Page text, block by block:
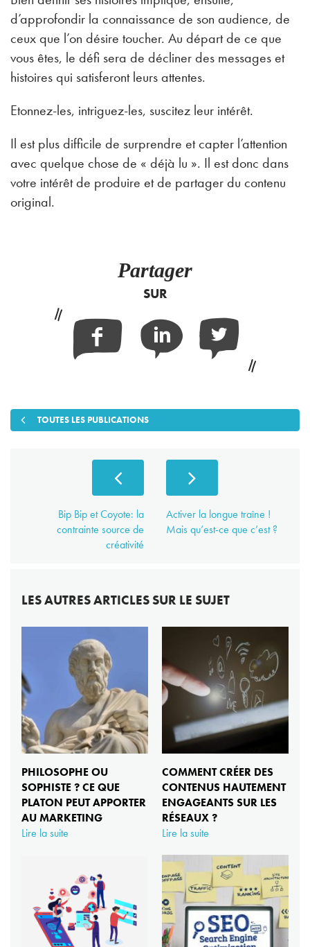
d’approfondir la connaissance de son audience, de
ceux que l’on désire toucher. Au départ de ce que
vous êtes, le défi sera de décliner des messages et
histoires qui satisferont leurs attentes.
Etonnez-les, intriguez-les, suscitez leur intérêt.
Il est plus difficile de surprendre et capter l’attention
avec quelque chose de « déjà lu ». Il est donc dans
votre intérêt de produire et de partager du contenu
original.
Partager
SUR
TOUTES LES PUBLICATIONS
Bip Bip et Coyote: la
contrainte source de
créativité
Activer la longue traîne !
Mais qu’est-ce que c’est ?
LES AUTRES ARTICLES SUR LE SUJET
PHILOSOPHE OU
SOPHISTE ? CE QUE
PLATON PEUT APPORTER
AU MARKETING
Lire la suite
COMMENT CRÉER DES
CONTENUS HAUTEMENT
ENGAGEANTS SUR LES
RÉSEAUX ?
Lire la suite